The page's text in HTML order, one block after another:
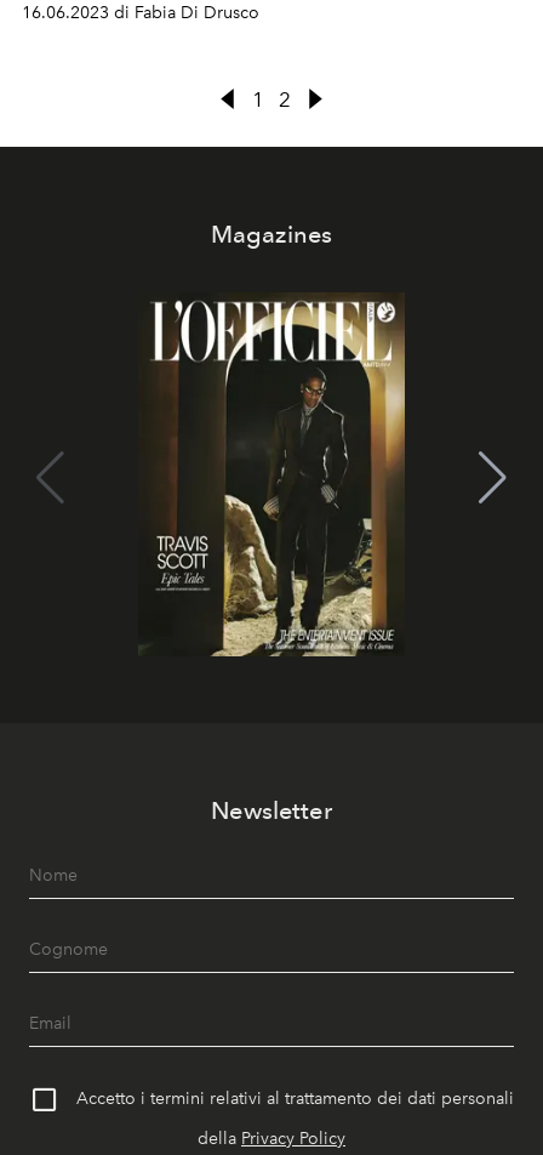
16.06.2023 di Fabia Di Drusco
1 2
Magazines
Newsletter
Accetto i termini relativi al trattamento dei dati personali
della Privacy Policy